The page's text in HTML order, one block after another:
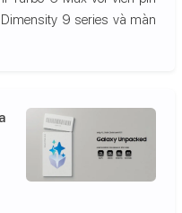
9 series và màn